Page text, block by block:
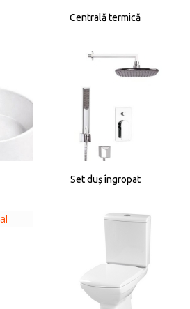
Centrală termică
Set duș îngropat